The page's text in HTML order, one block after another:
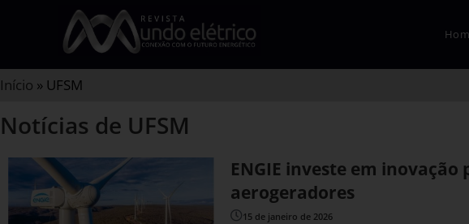
Início » UFSM
Notícias de UFSM
ENGIE investe em
aerogeradores
15 de janeiro de 2026